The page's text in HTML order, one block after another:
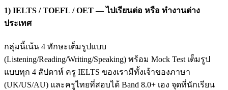
1) IELTS / TOEFL / OET — ไปเรียนต่อ หรือ ทำงานต่าง
ประเทศ
กลุ่มนี้เน้น 4 ทักษะเต็มรูปแบบ
(Listening/Reading/Writing/Speaking) พร้อม Mock Test เต็มรูป
แบบทุก 4 สัปดาห์ ครู IELTS ของเรามีทั้งเจ้าของภาษา
(UK/US/AU) และครูไทยที่สอบได้ Band 8.0+ เอง จุดที่นักเรียน